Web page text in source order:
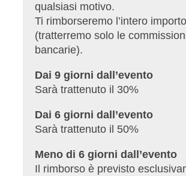
qualsiasi motivo.
Ti rimborseremo l’intero
(tratterremo solo le
bancarie).
Dai 9 giorni dall’evento
Sarà trattenuto il 30%
Dai 6 giorni dall’evento
Sarà trattenuto il 50%
Meno di 6 giorni dall’evento
Il rimborso è previsto